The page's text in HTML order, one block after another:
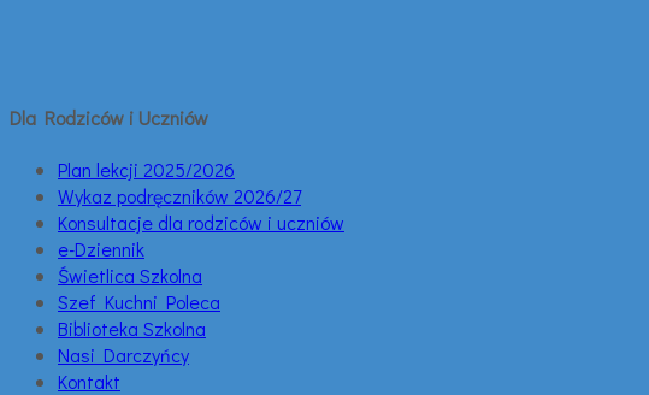
Dla Rodziców i Uczniów
Plan lekcji 2025/2026
Wykaz podręczników 2026/27
Konsultacje dla rodziców i uczniów
e-Dziennik
Świetlica Szkolna
Szef Kuchni Poleca
Biblioteka Szkolna
Nasi Darczyńcy
Kontakt